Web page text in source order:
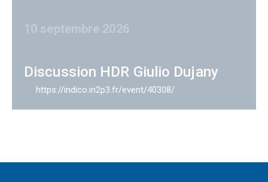
10 septembre 2026
Discussion HDR Giulio Dujany
https://indico.in2p3.fr/event/40308/